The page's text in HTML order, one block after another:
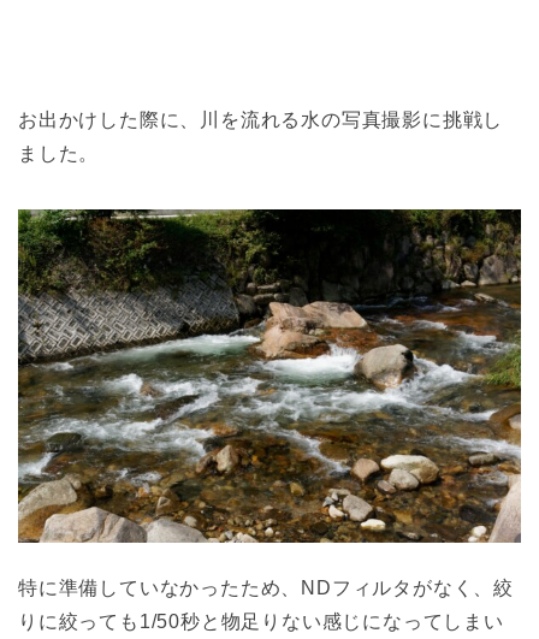
お出かけした際に、川を流れる水の写真撮影に挑戦し
ました。
特に準備していなかったため、NDフィルタがなく、絞
りに絞っても1/50秒と物足りない感じになってしまい